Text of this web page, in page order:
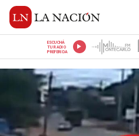
ESCUCHÁ
TU RADIO
PREFERIDA